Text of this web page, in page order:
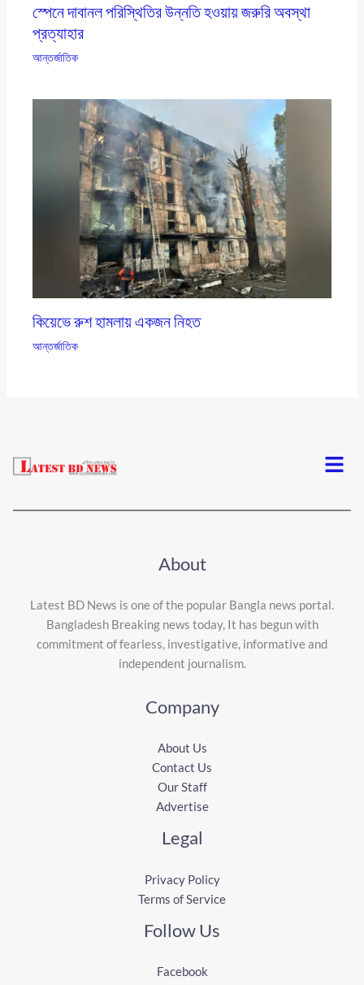
স্পেনে দাবানল পরিস্থিতির উন্নতি হওয়ায় জরুরি অবস্থা
প্রত্যাহার
আন্তর্জাতিক
কিয়েভে রুশ হামলায় একজন নিহত
আন্তর্জাতিক
Menu
About
Latest BD News is one of the popular Bangla news portal.
Bangladesh Breaking news today, It has begun with
commitment of fearless, investigative, informative and
independent journalism.
Company
About Us
Contact Us
Our Staff
Advertise
Legal
Privacy Policy
Terms of Service
Follow Us
Facebook